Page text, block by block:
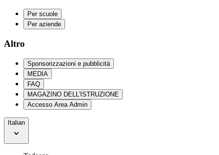
Per scuole
Per aziende
Altro
Sponsorizzazioni e pubblicità
MEDIA
FAQ
MAGAZINO DELL'ISTRUZIONE
Accesso Area Admin
Italian